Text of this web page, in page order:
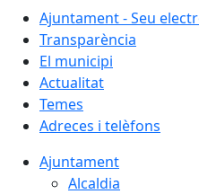
Ajuntament - Seu
Transparència
El municipi
Actualitat
Temes
Adreces i telèfons
Ajuntament
Alcaldia